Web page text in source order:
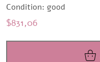
Condition: good
$831,06